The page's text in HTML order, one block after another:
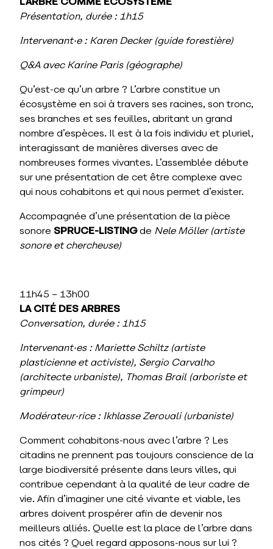
L’ARBRE COMME ÉCOSYSTÈME
Présentation, durée : 1h15
Intervenant·e : Karen Decker (guide forestière)
Q&A avec Karine Paris (géographe)
Qu’est-ce qu’un arbre ? L’arbre constitue un
écosystème en soi à travers ses racines, son tronc,
ses branches et ses feuilles, abritant un grand
nombre d’espèces. Il est à la fois individu et pluriel,
interagissant de manières diverses avec de
nombreuses formes vivantes. L’assemblée débute
sur une présentation de cet être complexe avec
qui nous cohabitons et qui nous permet d’exister.
Accompagnée d’une présentation de la pièce
sonore SPRUCE-LISTINGde Nele Möller (artiste
sonore et chercheuse)
11h45 – 13h00
LA CITÉ DES ARBRES
Conversation, durée : 1h15
Intervenant·es : Mariette Schiltz (artiste
plasticienne et activiste), Sergio Carvalho
(architecte urbaniste), Thomas Brail (arboriste et
grimpeur)
Modérateur·rice : Ikhlasse Zerouali (urbaniste)
Comment cohabitons-nous avec l’arbre ? Les
citadins ne prennent pas toujours conscience de la
large biodiversité présente dans leurs villes, qui
contribue cependant à la qualité de leur cadre de
vie. Afin d’imaginer une cité vivante et viable, les
arbres doivent prospérer afin de devenir nos
meilleurs alliés. Quelle est la place de l’arbre dans
nos cités ? Quel regard apposons-nous sur lui ?